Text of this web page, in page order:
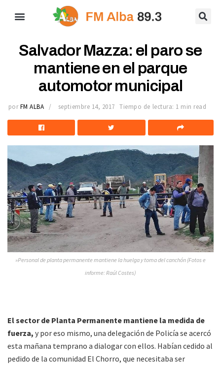
Salvador Mazza: el paro se
mantiene en el parque
automotor municipal
por FM ALBA septiembre 14, 2017 Tiempo de lectura: 1 min read
»Personal de planta permanente mantiene la huelga y toma del canchón (Fotos e
informe: Raúl Costes)
El sector de Planta Permanente mantiene la medida de
fuerza, y por eso mismo, una delegación de Policía se acercó
esta mañana temprano a dialogar con ellos. Habían cedido al
pedido de la comunidad El Chorro, que necesitaba ser